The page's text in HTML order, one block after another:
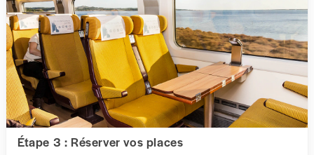
Étape 3 : Réserver vos places